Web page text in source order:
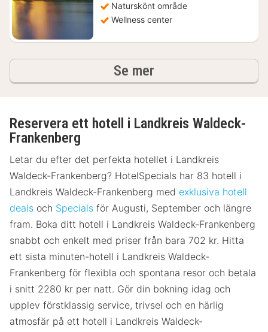
Naturskönt område
Wellness center
Se mer
Reservera ett hotell i Landkreis Waldeck-
Frankenberg
Letar du efter det perfekta hotellet i Landkreis
Waldeck-Frankenberg? HotelSpecials har 83 hotell i
Landkreis Waldeck-Frankenberg med exklusiva hotell
deals och Specials för Augusti, September och längre
fram. Boka ditt hotell i Landkreis Waldeck-Frankenberg
snabbt och enkelt med priser från bara 702 kr. Hitta
ett sista minuten-hotell i Landkreis Waldeck-
Frankenberg för flexibla och spontana resor och betala
i snitt 2280 kr per natt. Gör din bokning idag och
upplev förstklassig service, trivsel och en härlig
atmosfär på ett hotell i Landkreis Waldeck-